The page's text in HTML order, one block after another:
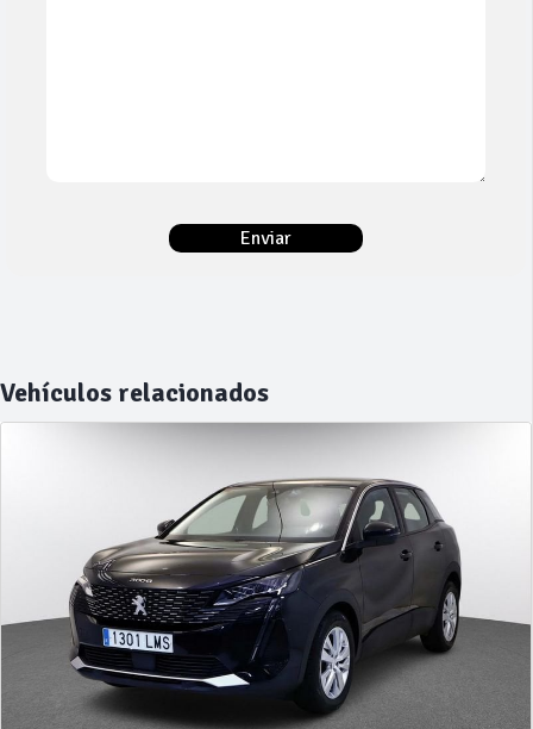
Vehículos relacionados